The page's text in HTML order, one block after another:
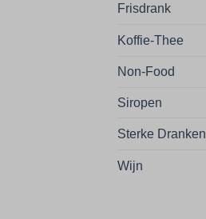
Frisdrank
Koffie-Thee
Non-Food
Siropen
Sterke Dranken
Wijn